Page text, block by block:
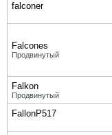
falconer
Falcones
Продвинутый
Falkon
Продвинутый
FallonP517